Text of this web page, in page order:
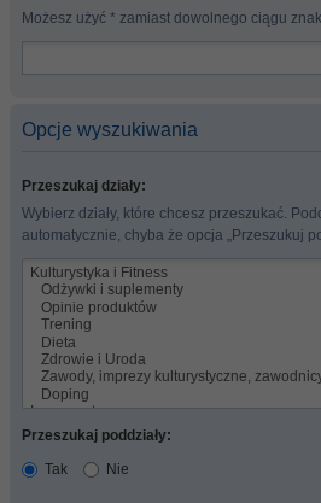
Możesz użyć * zamiast dowolnego ciągu
Opcje wyszukiwania
Przeszukaj działy:
Wybierz działy, które chcesz przeszukać.
automatycznie, chyba że opcja „Przeszukuj
Przeszukaj poddziały:
Tak
Nie